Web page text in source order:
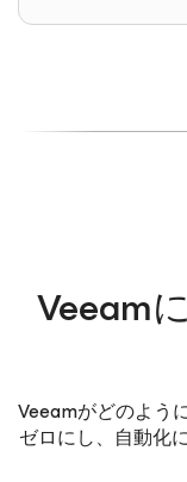
Veeam
Veeamがどのよう
ゼロにし、自動化